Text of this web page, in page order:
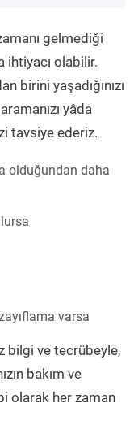
gelmediği
ihtiyacı olabilir.
birini yaşadığınızı
yâda
tavsiye ederiz.
olduğundan daha
varsa
bilgi ve tecrübeyle,
bakım ve
olarak her zaman